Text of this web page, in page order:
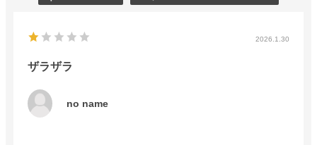
2026.1.30
ザラザラ
no name